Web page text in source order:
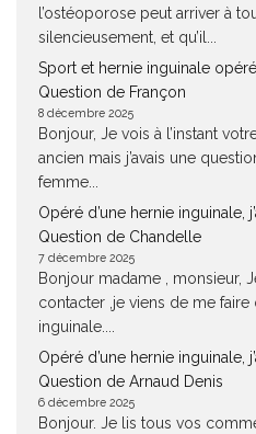
l’ostéoporose peut arriver à
silencieusement, et qu’il...
Sport et hernie inguinale
Question de Françon
8 décembre 2025
Bonjour, Je vois à l’instant
ancien mais j’avais une
femme...
Opéré d’une hernie inguinale,
Question de Chandelle
7 décembre 2025
Bonjour madame , monsieur,
contacter ,je viens de me
inguinale....
Opéré d’une hernie inguinale,
Question de Arnaud Denis
6 décembre 2025
Bonjour. Je lis tous vos